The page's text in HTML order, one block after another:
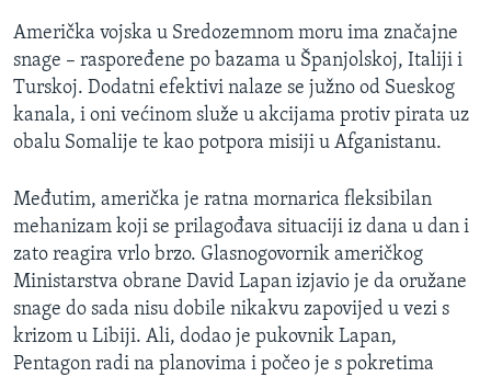
Američka vojska u Sredozemnom moru ima značajne
snage – raspoređene po bazama u Španjolskoj, Italiji i
Turskoj. Dodatni efektivi nalaze se južno od Sueskog
kanala, i oni većinom služe u akcijama protiv pirata uz
obalu Somalije te kao potpora misiji u Afganistanu.
Međutim, američka je ratna mornarica fleksibilan
mehanizam koji se prilagođava situaciji iz dana u dan i
zato reagira vrlo brzo. Glasnogovornik američkog
Ministarstva obrane David Lapan izjavio je da oružane
snage do sada nisu dobile nikakvu zapovijed u vezi s
krizom u Libiji. Ali, dodao je pukovnik Lapan,
Pentagon radi na planovima i počeo je s pokretima